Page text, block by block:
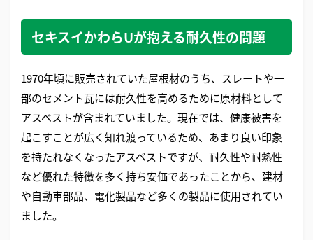
セキスイかわらUが抱える耐久性の問題
1970年頃に販売されていた屋根材のうち、スレートや一
部のセメント瓦には耐久性を高めるために原材料として
アスベストが含まれていました。現在では、健康被害を
起こすことが広く知れ渡っているため、あまり良い印象
を持たれなくなったアスベストですが、耐久性や耐熱性
など優れた特徴を多く持ち安価であったことから、建材
や自動車部品、電化製品など多くの製品に使用されてい
ました。